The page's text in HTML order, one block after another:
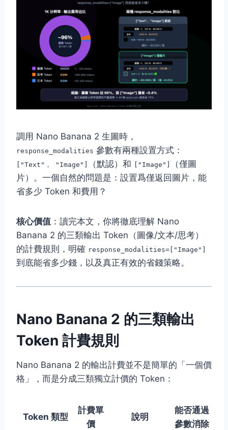
調用 Nano Banana 2 生圖時，
response_modalities 參數有兩種設置方式：
["Text"， "Image"] （默認）和 ["Image"]
（僅圖
片）。一個自然的問題是： 設置爲僅返回圖片，能
省多少 Token 和費用？
核心價值 ：讀完本文，你將徹底理解 Nano
Banana 2 的三類輸出 Token（圖像/文本/思考）
的計費規則，明確 response_modalities=["Image"]
到底能省多少錢，以及真正有效的省錢策略。
Nano Banana 2 的三類輸出
Token 計費規則
Nano Banana 2 的輸出計費並不是簡單的「一個價
格」，而是分成三類獨立計價的 Token：
Token 類型
計費單
價
說明
能否通過
參數消除